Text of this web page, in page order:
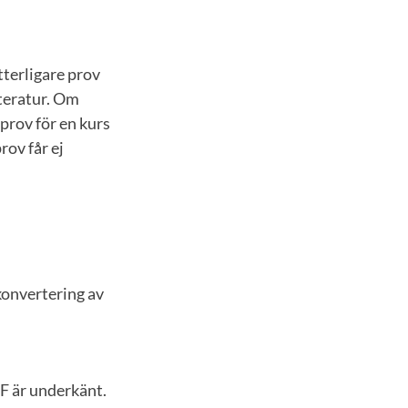
prov
Om
för en kurs
får ej
av
är underkänt.